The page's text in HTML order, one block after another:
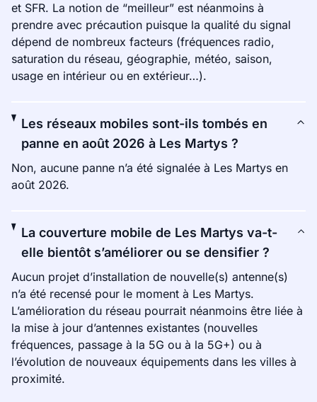
et SFR. La notion de “meilleur” est néanmoins à
prendre avec précaution puisque la qualité du signal
dépend de nombreux facteurs (fréquences radio,
saturation du réseau, géographie, météo, saison,
usage en intérieur ou en extérieur…).
Les réseaux mobiles sont-ils tombés en
panne en août 2026 à Les Martys ?
Non, aucune panne n’a été signalée à Les Martys en
août 2026.
La couverture mobile de Les Martys va-t-
elle bientôt s’améliorer ou se densifier ?
Aucun projet d’installation de nouvelle(s) antenne(s)
n’a été recensé pour le moment à Les Martys.
L’amélioration du réseau pourrait néanmoins être liée à
la mise à jour d’antennes existantes (nouvelles
fréquences, passage à la 5G ou à la 5G+) ou à
l’évolution de nouveaux équipements dans les villes à
proximité.